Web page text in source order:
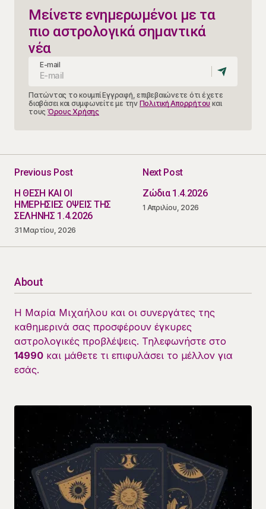
Μείνετε ενημερωμένοι με τα
πιο αστρολογικά σημαντικά
νέα
E-mail
Πατώντας το κουμπί Εγγραφή, επιβεβαιώνετε ότι έχετε
διαβάσει και συμφωνείτε με την Πολιτική Απορρήτου και
τους Όρους Χρήσης
Previous Post
Η ΘΕΣΗ ΚΑΙ ΟΙ
ΗΜΕΡΗΣΙΕΣ ΟΨΕΙΣ ΤΗΣ
ΣΕΛΗΝΗΣ 1.4.2026
31 Μαρτίου, 2026
Next Post
Ζώδια 1.4.2026
1 Απριλίου, 2026
About
Η Μαρία Μιχαήλου και οι συνεργάτες της
καθημερινά σας προσφέρουν έγκυρες
αστρολογικές προβλέψεις. Τηλεφωνήστε στο
14990 και μάθετε τι επιφυλάσει το μέλλον για
εσάς.